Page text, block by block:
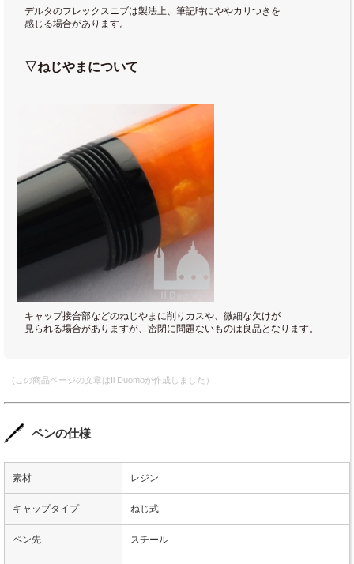
デルタのフレックスニブは製法上、筆記時にややカリつきを
感じる場合があります。
▽ねじやまについて
キャップ接合部などのねじやまに削りカスや、微細な欠けが
見られる場合がありますが、密閉に問題ないものは良品となります。
(この商品ページの文章はIl Duomoが作成しました）
ペンの仕様
素材 レジン
キャップタイプ ねじ式
ペン先 スチール